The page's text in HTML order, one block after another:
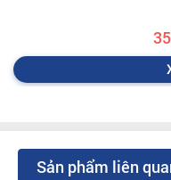
Sản phẩm liên